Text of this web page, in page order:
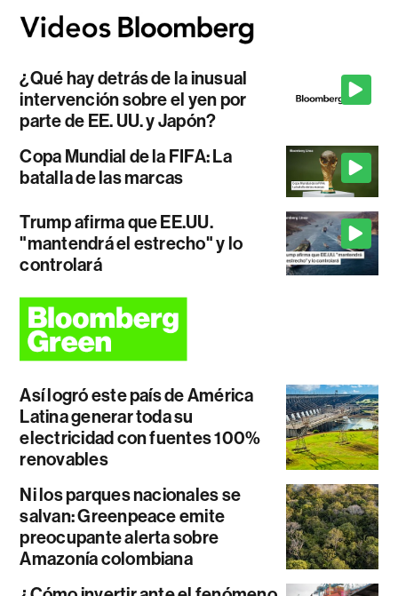
¿Qué hay detrás de la inusual
intervención sobre el yen por
parte de EE. UU. y Japón?
Copa Mundial de la FIFA: La
batalla de las marcas
Trump afirma que EE.UU.
"mantendrá el estrecho" y lo
controlará
Así logró este país de América
Latina generar toda su
electricidad con fuentes 100%
renovables
Ni los parques nacionales se
salvan: Greenpeace emite
preocupante alerta sobre
Amazonía colombiana